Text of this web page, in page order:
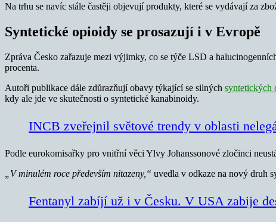
Na trhu se navíc stále častěji objevují produkty, které se vydávají za
Syntetické opioidy se prosazují i v Evropě
Zpráva Česko zařazuje mezi výjimky, co se týče LSD a
procenta.
Autoři publikace dále zdůrazňují obavy týkající se silných syntetických
kdy ale jde ve skutečnosti o syntetické kanabinoidy.
INCB zveřejnil světové trendy v oblasti
Podle eurokomisařky pro vnitřní věci Ylvy Johanssonové zločinci
„V minulém roce především nitazeny,“ uvedla v odkaze na nový druh
Fentanyl zabíjí už i v Česku. V USA zabije